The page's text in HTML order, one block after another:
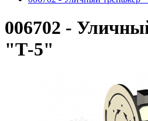
006702 -
"Т-5"